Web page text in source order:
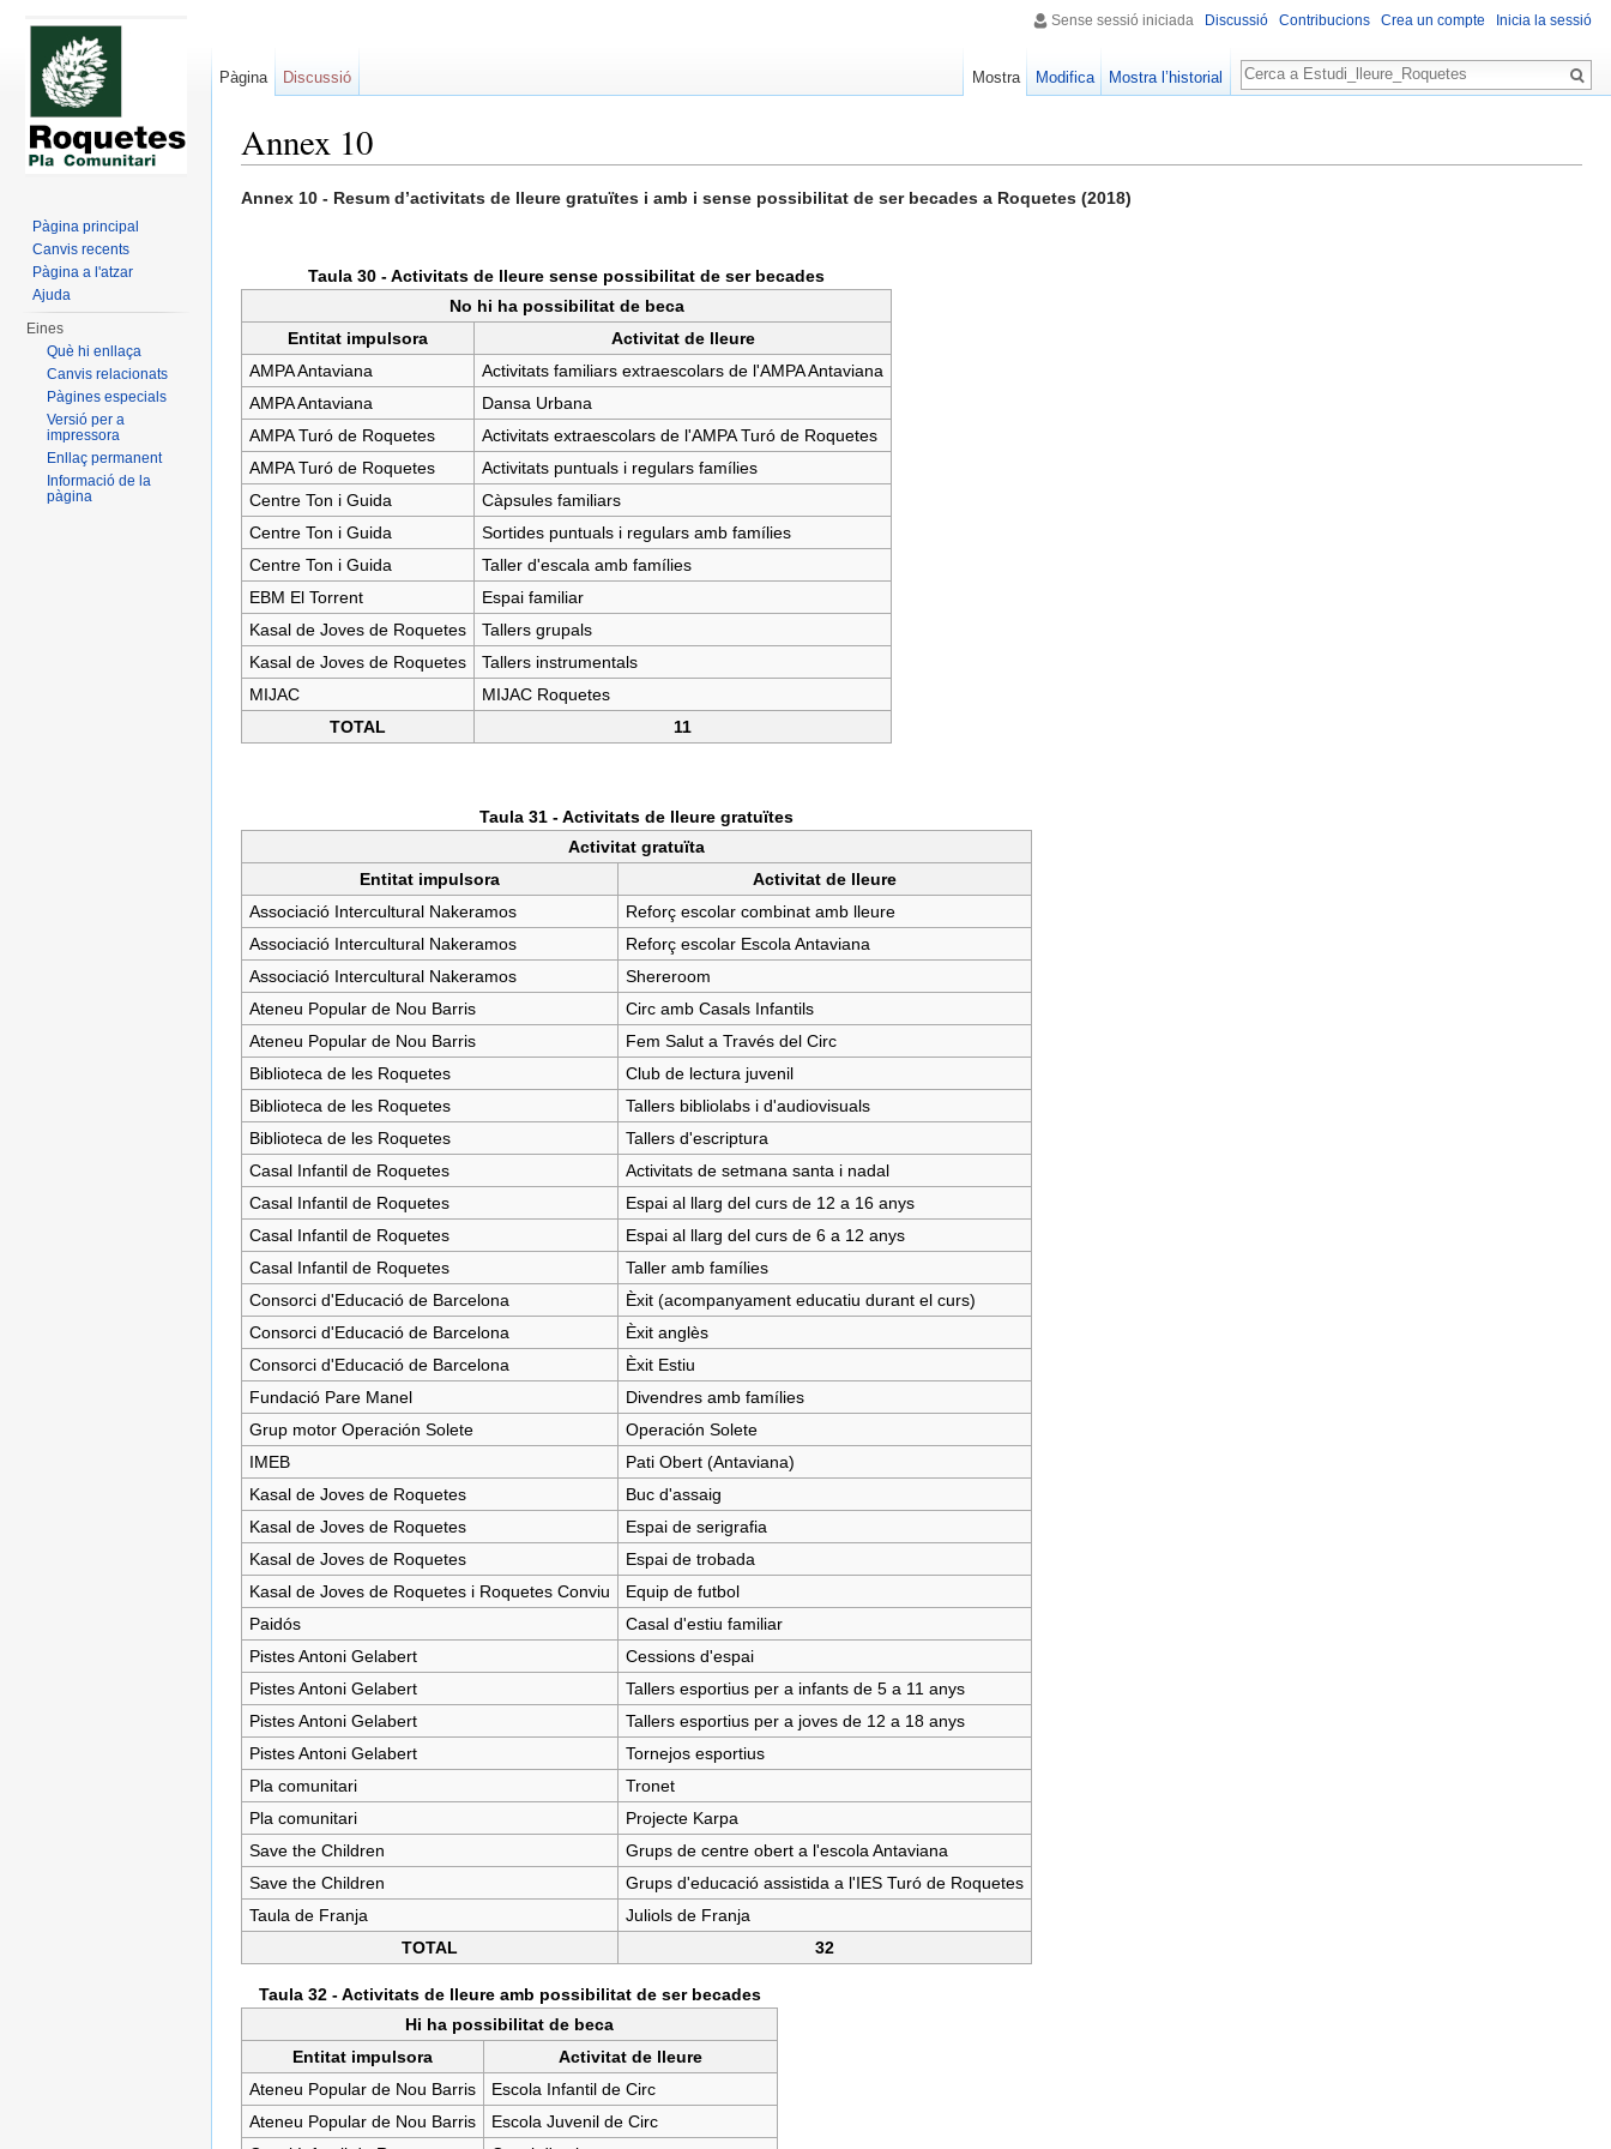
Annex 10
Annex 10 - Resum d’activitats de lleure gratuïtes i amb i sense possibilitat de ser becades a Roquetes (2018)
Taula 30 - Activitats de lleure sense possibilitat de ser becades
No hi ha possibilitat de beca
Entitat impulsora
Activitat de lleure
AMPA Antaviana
Activitats familiars extraescolars de l'AMPA Antaviana
AMPA Antaviana
Dansa Urbana
AMPA Turó de Roquetes
Activitats extraescolars de l'AMPA Turó de Roquetes
AMPA Turó de Roquetes
Activitats puntuals i regulars famílies
Centre Ton i Guida
Càpsules familiars
Centre Ton i Guida
Sortides puntuals i regulars amb famílies
Centre Ton i Guida
Taller d'escala amb famílies
EBM El Torrent
Espai familiar
Kasal de Joves de Roquetes
Tallers grupals
Kasal de Joves de Roquetes
Tallers instrumentals
MIJAC
MIJAC Roquetes
TOTAL
11
Taula 31 - Activitats de lleure gratuïtes
Activitat gratuïta
Entitat impulsora
Activitat de lleure
Associació Intercultural Nakeramos
Reforç escolar combinat amb lleure
Associació Intercultural Nakeramos
Reforç escolar Escola Antaviana
Associació Intercultural Nakeramos
Shereroom
Ateneu Popular de Nou Barris
Circ amb Casals Infantils
Ateneu Popular de Nou Barris
Fem Salut a Través del Circ
Biblioteca de les Roquetes
Club de lectura juvenil
Biblioteca de les Roquetes
Tallers bibliolabs i d'audiovisuals
Biblioteca de les Roquetes
Tallers d'escriptura
Casal Infantil de Roquetes
Activitats de setmana santa i nadal
Casal Infantil de Roquetes
Espai al llarg del curs de 12 a 16 anys
Casal Infantil de Roquetes
Espai al llarg del curs de 6 a 12 anys
Casal Infantil de Roquetes
Taller amb famílies
Consorci d'Educació de Barcelona
Èxit (acompanyament educatiu durant el curs)
Consorci d'Educació de Barcelona
Èxit anglès
Consorci d'Educació de Barcelona
Èxit Estiu
Fundació Pare Manel
Divendres amb famílies
Grup motor Operación Solete
Operación Solete
IMEB
Pati Obert (Antaviana)
Kasal de Joves de Roquetes
Buc d'assaig
Kasal de Joves de Roquetes
Espai de serigrafia
Kasal de Joves de Roquetes
Espai de trobada
Kasal de Joves de Roquetes i Roquetes Conviu
Equip de futbol
Paidós
Casal d'estiu familiar
Pistes Antoni Gelabert
Cessions d'espai
Pistes Antoni Gelabert
Tallers esportius per a infants de 5 a 11 anys
Pistes Antoni Gelabert
Tallers esportius per a joves de 12 a 18 anys
Pistes Antoni Gelabert
Tornejos esportius
Pla comunitari
Tronet
Pla comunitari
Projecte Karpa
Save the Children
Grups de centre obert a l'escola Antaviana
Save the Children
Grups d'educació assistida a l'IES Turó de Roquetes
Taula de Franja
Juliols de Franja
TOTAL
32
Taula 32 - Activitats de lleure amb possibilitat de ser becades
Hi ha possibilitat de beca
Entitat impulsora
Activitat de lleure
Ateneu Popular de Nou Barris
Escola Infantil de Circ
Ateneu Popular de Nou Barris
Escola Juvenil de Circ
Sense sessió iniciada Discussió Contribucions Crea un compte Inicia la sessió
Pàgina Discussió Mostra Modifica Mostra l’historial
Cerca
Pàgina principal
Canvis recents
Pàgina a l'atzar
Ajuda
Eines
Què hi enllaça
Canvis relacionats
Pàgines especials
Versió per a
impressora
Enllaç permanent
Informació de la
pàgina